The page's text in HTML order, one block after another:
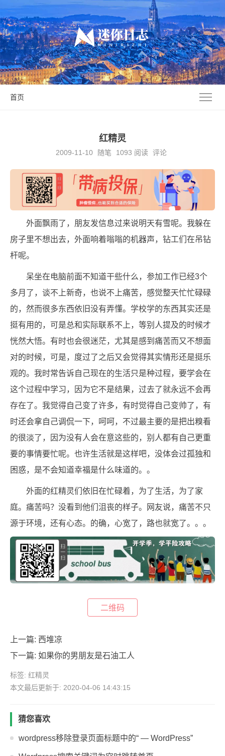
首页
红精灵
2009-11-10 随笔 1093 阅读 评论
外面飘雨了，朋友发信息过来说明天有雪呢。我躲在
房子里不想出去，外面响着嗡嗡的机器声，钻工们在吊钻
杆呢。
呆坐在电脑前面不知道干些什么，参加工作已经3个
多月了，谈不上新奇，也说不上痛苦，感觉整天忙忙碌碌
的，然而很多东西依旧没有弄懂。学校学的东西其实还是
挺有用的，可是总和实际联系不上，等别人提及的时候才
恍然大悟。有时也会很迷茫，尤其是感到痛苦而又不想面
对的时候，可是，度过了之后又会觉得其实情形还是挺乐
观的。我时常告诉自己现在的生活只是种过程，要学会在
这个过程中学习，因为它不是结果，过去了就永远不会再
存在了。我觉得自己变了许多，有时觉得自己变帅了，有
时还会拿自己调侃一下，呵呵，不过最主要的是把出糗看
的很淡了，因为没有人会在意这些的，别人都有自己更重
要的事情要忙呢。也许生活就是这样吧，没体会过孤独和
困惑，是不会知道幸福是什么味道的。。
外面的红精灵们依旧在忙碌着，为了生活，为了家
庭。痛苦吗？没看到他们沮丧的样子。网友说，痛苦不只
源于环境，还有心态。的确，心宽了，路也就宽了。。。
二维码
上一篇: 西堆凉
下一篇: 如果你的男朋友是石油工人
标签: 红精灵
本文最后更新于: 2020-04-06 14:43:15
猜您喜欢
wordpress移除登录页面标题中的“ — WordPress”